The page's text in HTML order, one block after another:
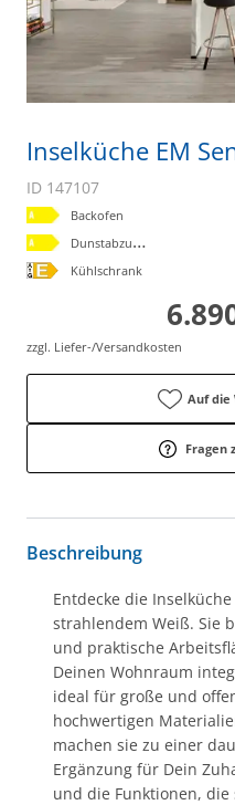
Inselküche EM
ID 147107
Backofen
D
unstabzugshaube
Kühlschrank
zzgl. Liefer-/Versandkosten
Auf die
Fragen
Beschreibung
Entdecke die
strahlendem Weiß. Sie
und praktische
Deinen Wohnraum
ideal für große und
hochwertigen
machen sie zu einer
Ergänzung für Dein
und die Funktionen,